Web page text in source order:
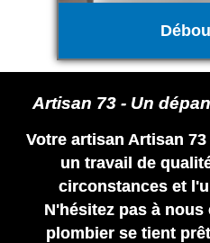
Artisan 73 - Un
Votre artisan Artisan
un travail de
circonstances et
N'hésitez pas à
plombier se tient